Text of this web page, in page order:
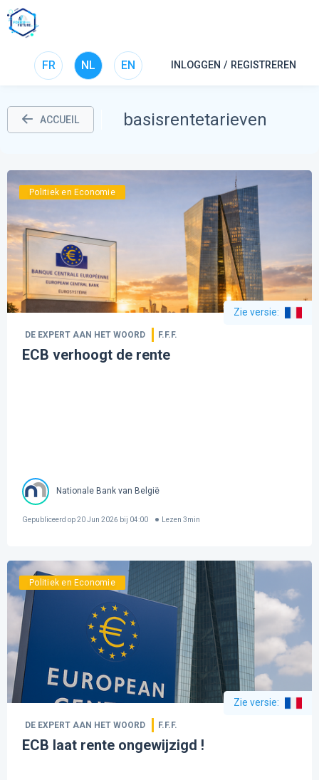
FR NL EN INLOGGEN / REGISTREREN
ACCUEIL basisrentetarieven
Politiek en Economie
Zie versie:
DE EXPERT AAN HET WOORD F.F.F.
ECB verhoogt de rente
Nationale Bank van België
Gepubliceerd op20 Jun 2026 bij 04:00 Lezen 3min
Politiek en Economie
Zie versie:
DE EXPERT AAN HET WOORD F.F.F.
ECB laat rente ongewijzigd !